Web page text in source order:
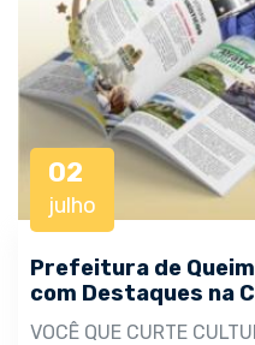
02
julho
Prefeitura de
com Destaques na
VOCÊ QUE CURTE